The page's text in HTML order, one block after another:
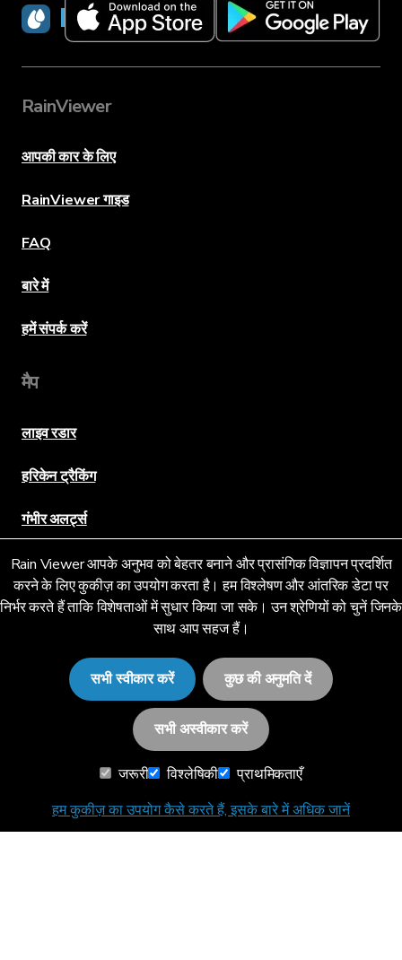
Rain Viewer आपके अनुभव को बेहतर बनाने और प्रासंगिक विज्ञापन प्रदर्शित
करने के लिए कुकीज़ का उपयोग करता है। हम विश्लेषण और आंतरिक डेटा पर
निर्भर करते हैं ताकि विशेषताओं में सुधार किया जा सके। उन श्रेणियों को चुनें जिनके
साथ आप सहज हैं।
सभी स्वीकार करें कुछ की अनुमति दें
सभी अस्वीकार करें
जरूरी विश्लेषिकी
प्राथमिकताएँ
हम कुकीज़ का उपयोग कैसे करते हैं, इसके बारे में अधिक जानें
RainViewer
RainViewer
आपकी कार के लिए
RainViewer गाइड
FAQ
बारे में
हमें संपर्क करें
मैप
लाइव रडार
हरिकेन ट्रैकिंग
गंभीर अलर्ट्स
API
डाटा के स्रोत